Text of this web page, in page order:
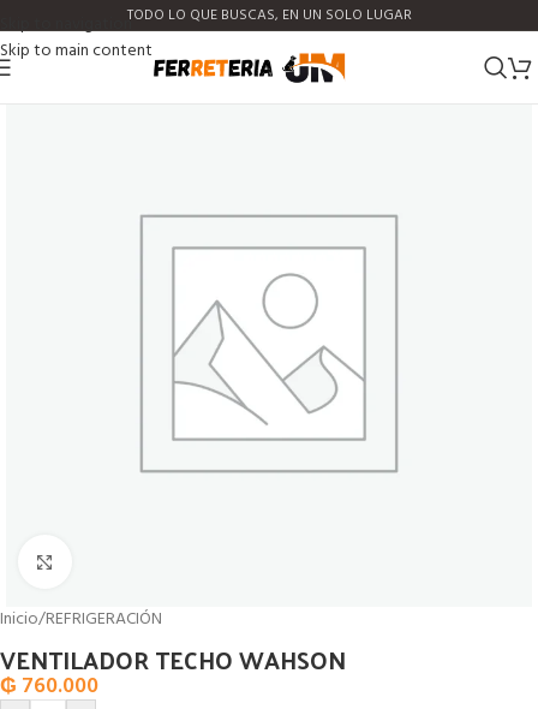
Skip to navigation
Skip to main content
TODO LO QUE BUSCAS, EN UN SOLO LUGAR
Inicio/REFRIGERACIÓN
VENTILADOR TECHO WAHSON
₲ 760.000